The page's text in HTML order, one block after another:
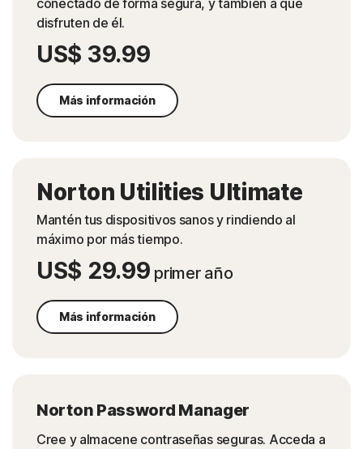
disfruten de él.
US$ 39.99
Más información
Norton Utilities Ultimate
Mantén tus dispositivos sanos y rindiendo al
máximo por más tiempo.
US$ 29.99 primer año
Más información
Norton Password Manager
Cree y almacene contraseñas seguras. Acceda a